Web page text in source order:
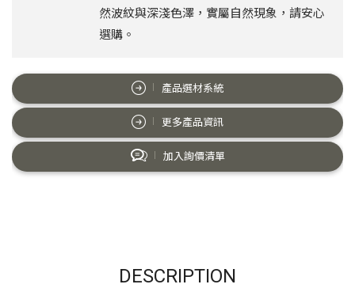
然波紋與深淺色澤，實屬自然現象，請安心
選購。
產品選材系統
更多產品資訊
加入詢價清單
DESCRIPTION